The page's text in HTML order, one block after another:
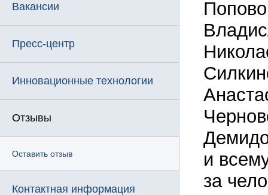
Вакансии
Пресс-центр
Инновационные технологии
Отзывы
Оставить отзыв
Контактная информация
и
за